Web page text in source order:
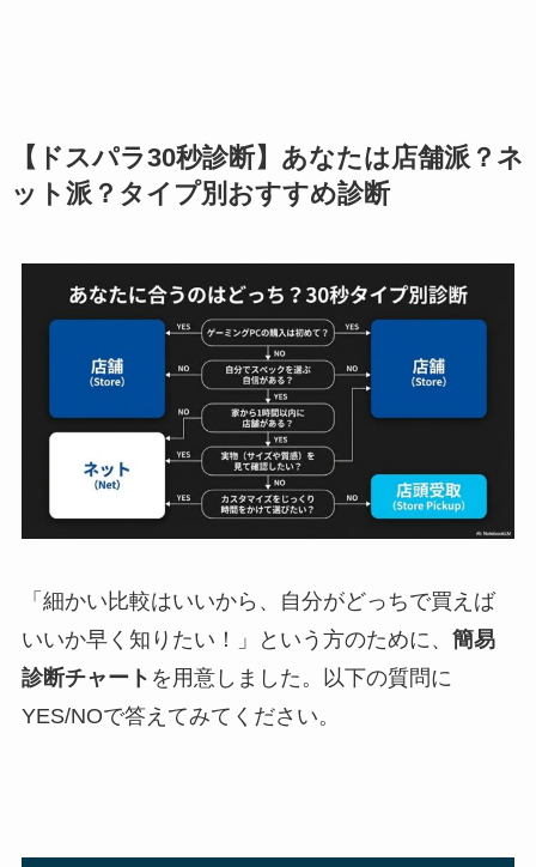
【ドスパラ30秒診断】あなたは店舗派？ネ
ット派？タイプ別おすすめ診断
「細かい比較はいいから、自分がどっちで買えば
いいか早く知りたい！」という方のために、 簡易
診断チャート を用意しました。以下の質問に
YES/NOで答えてみてください。